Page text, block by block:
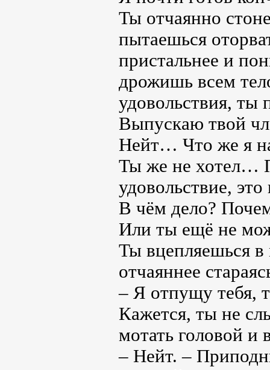
Ты отчаянно
пытаешься
пристальнее и
дрожишь всем
удовольствия, ты
Выпускаю твой
Нейт… Что же я
Ты же не хотел…
удовольствие,
В чём дело?
Или ты ещё не
Ты вцепляешься
отчаяннее
– Я отпущу тебя,
Кажется, ты не
мотать головой и
– Нейт. –